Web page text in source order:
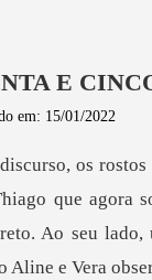
E
em: 15/01/2022
Ao seu lado,
Aline e Vera